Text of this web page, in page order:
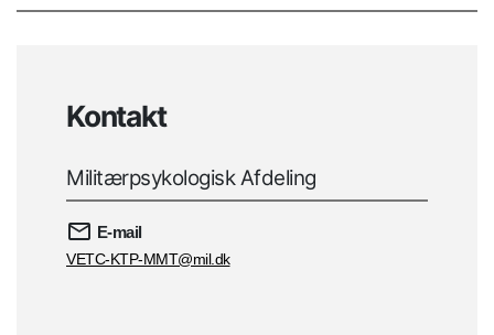
Kontakt
Militærpsykologisk Afdeling
E-mail
VETC-KTP-MMT@mil.dk